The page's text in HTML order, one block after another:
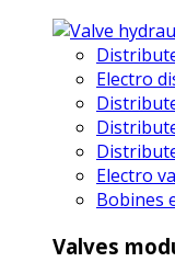
Electro
Electro
Bobines
Valves